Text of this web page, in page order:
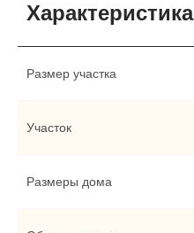
Характеристика
Размер участка
Участок
Размеры дома